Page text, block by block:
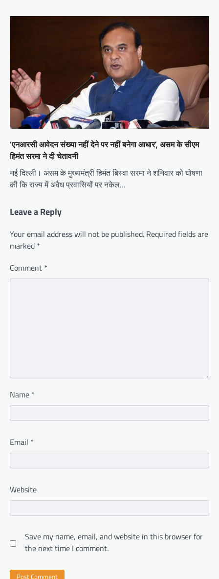
‘एनआरसी आवेदन संख्या नहीं देने पर नहीं बनेगा आधार’, असम के सीएम
हिमंत सरमा ने दी चेतावनी
नई दिल्ली। असम के मुख्यमंत्री हिमंत बिस्वा सरमा ने शनिवार को घोषणा
की कि राज्य में अवैध प्रवासियों पर नकेल…
Leave a Reply
Your email address will not be published. Required fields are
marked *
Comment *
Name *
Email *
Website
Save my name, email, and website in this browser for
the next time I comment.